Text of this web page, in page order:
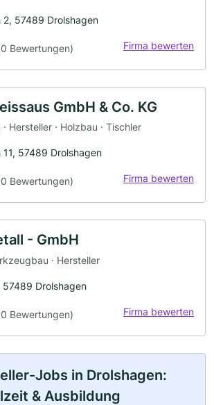
2, 57489 Drolshagen
Bewertungen) Firma bewerten
GmbH & Co. KG
Hersteller · Holzbau · Tischler
11, 57489 Drolshagen
Bewertungen) Firma bewerten
- GmbH
· Hersteller
Drolshagen
Bewertungen) Firma bewerten
Jobs in Drolshagen:
& Ausbildung